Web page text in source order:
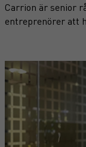
Carrion är senior
entreprenörer att